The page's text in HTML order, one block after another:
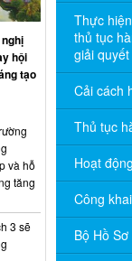
Thực
thủ tục
giải
Cải cách
Thủ tục
Hoạt
Công khai
Bộ Hồ
hội
tạo
và hỗ
tăng
3 sẽ